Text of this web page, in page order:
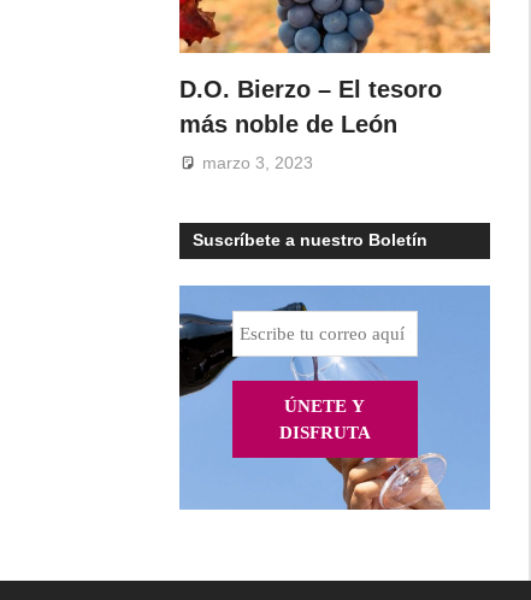
D.O. Bierzo – El tesoro
más noble de León
marzo 3, 2023
Suscríbete a nuestro Boletín